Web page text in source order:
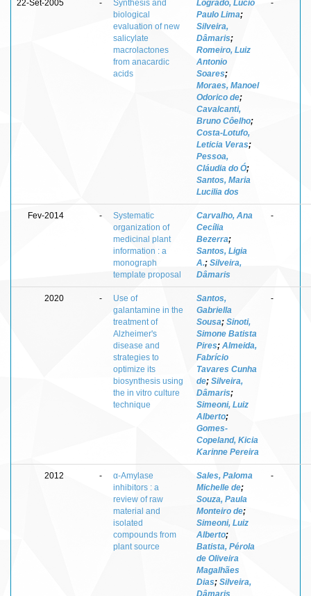
22-Set-2005 -
Synthesis and
biological
evaluation of new
salicylate
macrolactones
from anacardic
acids
Logrado, Lucio
Paulo Lima;
Silveira,
Dâmaris;
Romeiro, Luiz
Antonio
Soares;
Moraes, Manoel
Odorico de;
Cavalcanti,
Bruno Côelho;
Costa-Lotufo,
Leticia Veras;
Pessoa,
Cláudia do Ó;
Santos, Maria
Lucilia dos
-
Fev-2014 -
Systematic
organization of
medicinal plant
information : a
monograph
template proposal
Carvalho, Ana
Cecília
Bezerra;
Santos, Ligia
A.; Silveira,
Dâmaris
-
2020 -
Use of
galantamine in the
treatment of
Alzheimer's
disease and
strategies to
optimize its
biosynthesis using
the in vitro culture
technique
Santos,
Gabriella
Sousa; Sinoti,
Simone Batista
Pires; Almeida,
Fabrício
Tavares Cunha
de; Silveira,
Dâmaris;
Simeoni, Luiz
Alberto;
Gomes-
Copeland, Kicia
Karinne Pereira
-
2012 -
α-Amylase
inhibitors : a
review of raw
material and
isolated
compounds from
plant source
Sales, Paloma
Michelle de;
Souza, Paula
Monteiro de;
Simeoni, Luiz
Alberto;
Batista, Pérola
de Oliveira
Magalhães
Dias; Silveira,
Dâmaris
-